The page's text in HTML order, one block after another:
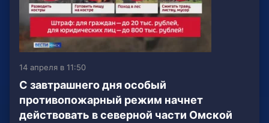
14 апреля в 11:50
С завтрашнего дня особый
противопожарный режим начнет
действовать в северной части Омской